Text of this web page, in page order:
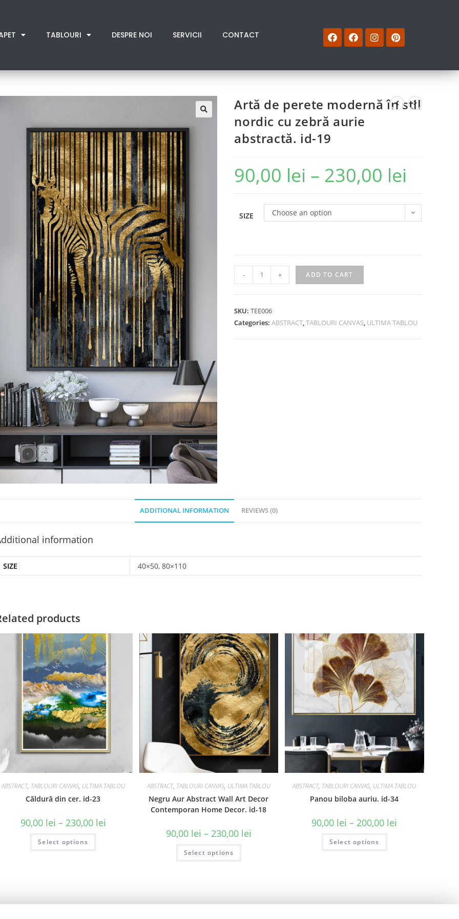
TABLOURI DESPRE NOI SERVICII CONTACT
Artă de perete modernă în stil
nordic cu zebră aurie
abstractă. id-19
90,00 lei – 230,00 lei
SIZE Choose an option
- + ADD TO CART
SKU:TEE006
Categories:ABSTRACT,TABLOURI CANVAS, ULTIMA TABLOU
ADDITIONAL INFORMATION REVIEWS (0)
information
SIZE 40×50, 80×110
products
ABSTRACT, TABLOURI CANVAS, ULTIMA TABLOU
Căldură din cer. id-23
90,00 lei – 230,00 lei
Select options
ABSTRACT, TABLOURI CANVAS, ULTIMA TABLOU
Negru Aur Abstract Wall Art Decor
Contemporan Home Decor. id-18
90,00 lei – 230,00 lei
Select options
ABSTRACT, TABLOURI CANVAS, ULTIMA TABLOU
Panou biloba auriu. id-34
90,00 lei – 200,00 lei
Select options